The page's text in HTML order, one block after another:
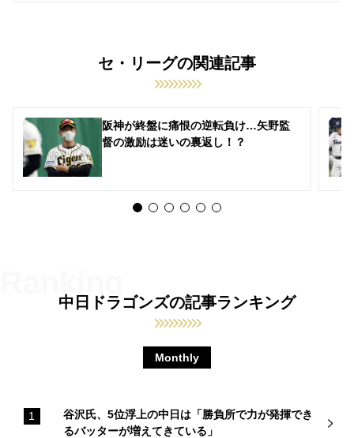
セ・リーグの関連記事
阪神が終盤に痛恨の逆転負け…矢野監
督の激励は迷いの裏返し！？
中日ドラゴンズの記事ランキング
Monthly
谷沢氏、5位浮上の中日は「勝負所で力が発揮でき
るバッターが増えてきている」